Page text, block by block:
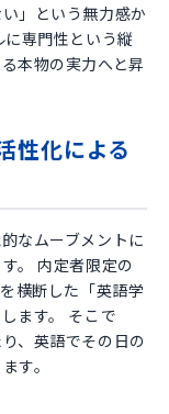
」という無力感か
専門性という縦
本物の実力へと昇
性化による
なムーブメントに
。 内定者限定の
横断した「英語学
ます。 そこで
、英語でその日の
す。